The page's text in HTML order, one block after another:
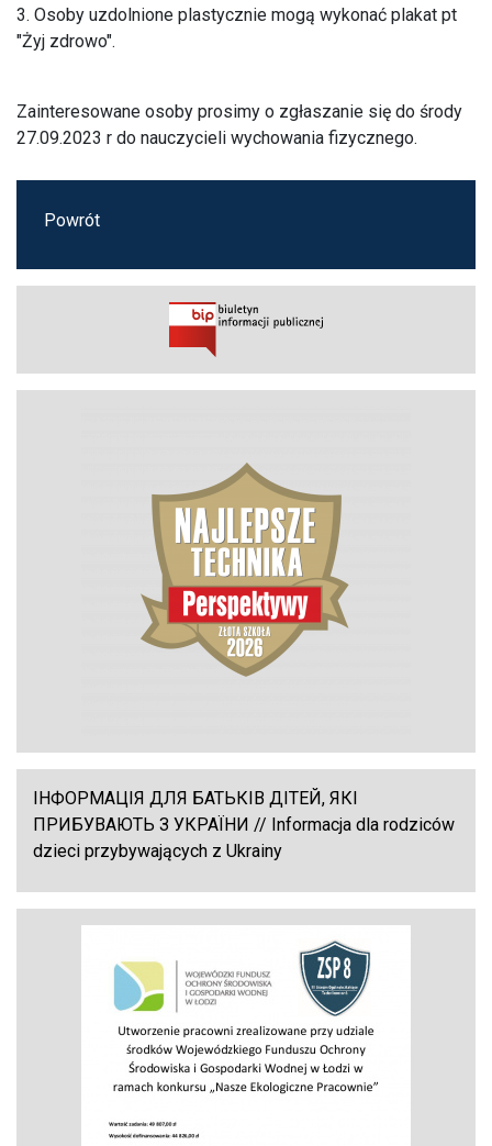
3. Osoby uzdolnione plastycznie mogą wykonać plakat pt
"Żyj zdrowo".
Zainteresowane osoby prosimy o zgłaszanie się do środy
27.09.2023 r do nauczycieli wychowania fizycznego.
Powrót
ІНФОРМАЦІЯ ДЛЯ БАТЬКІВ ДІТЕЙ, ЯКІ
ПРИБУВАЮТЬ З УКРАЇНИ // Informacja dla rodziców
dzieci przybywających z Ukrainy